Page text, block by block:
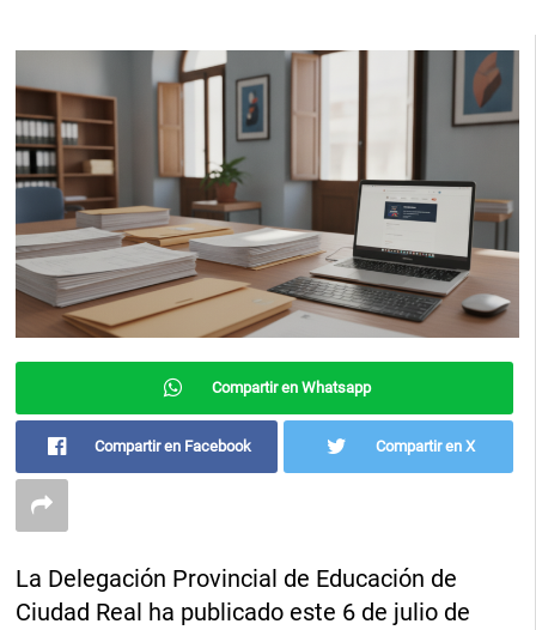
Compartir en Whatsapp
Compartir en Facebook Compartir en X
La Delegación Provincial de Educación de
Ciudad Real ha publicado este 6 de julio de